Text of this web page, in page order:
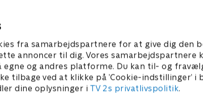
fra samarbejdspartnere for at give dig den
annoncer til dig. Vores samarbejdspartnere
og andres platforme. Du kan til- og
tilbage ved at klikke på ’Cookie-indstillinger’ i
dine oplysninger i TV 2s privatlivspolitik.
forestillet sig